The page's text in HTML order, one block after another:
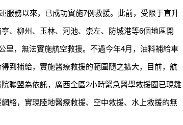
務以來，已成功實施7例救援。此前，受限于直升
、柳州、玉林、河池、崇左、防城港等6個地區開
里，無法實施航空救援。不過今年4月，油料補給車
到補給，實施醫療救援的範圍隨之擴大，目前，航
聯盟為依託，廣西全區2小時緊急醫學救援圈已現雛
絡，實現陸地醫療救援、空中救援、水上救援的無